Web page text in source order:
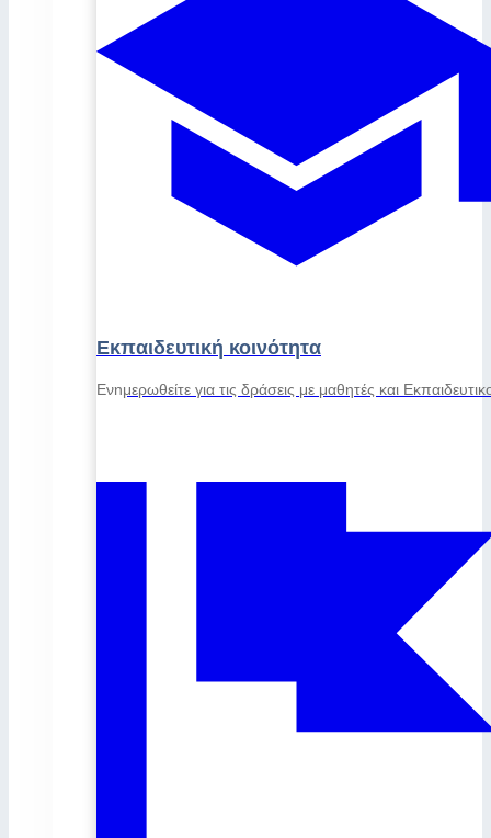
Εκπαιδευτική κοινότητα
Ενημερωθείτε για τις δράσεις με μαθητές και